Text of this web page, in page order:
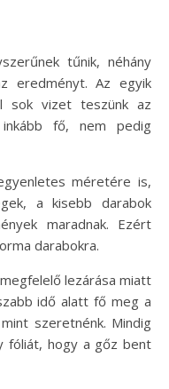
tűnik, néhány
eredményt. Az egyik
sok vizet teszünk az
fő, nem pedig
méretére is,
a kisebb darabok
maradnak. Ezért
darabokra.
lezárása miatt
idő alatt fő meg a
szeretnénk. Mindig
fóliát, hogy a gőz bent